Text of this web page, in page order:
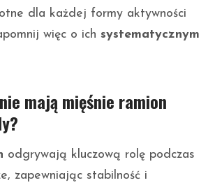
dla każdej formy aktywności
więc o ich systematycznym
mają mięśnie ramion
odgrywają kluczową rolę podczas
zapewniając stabilność i